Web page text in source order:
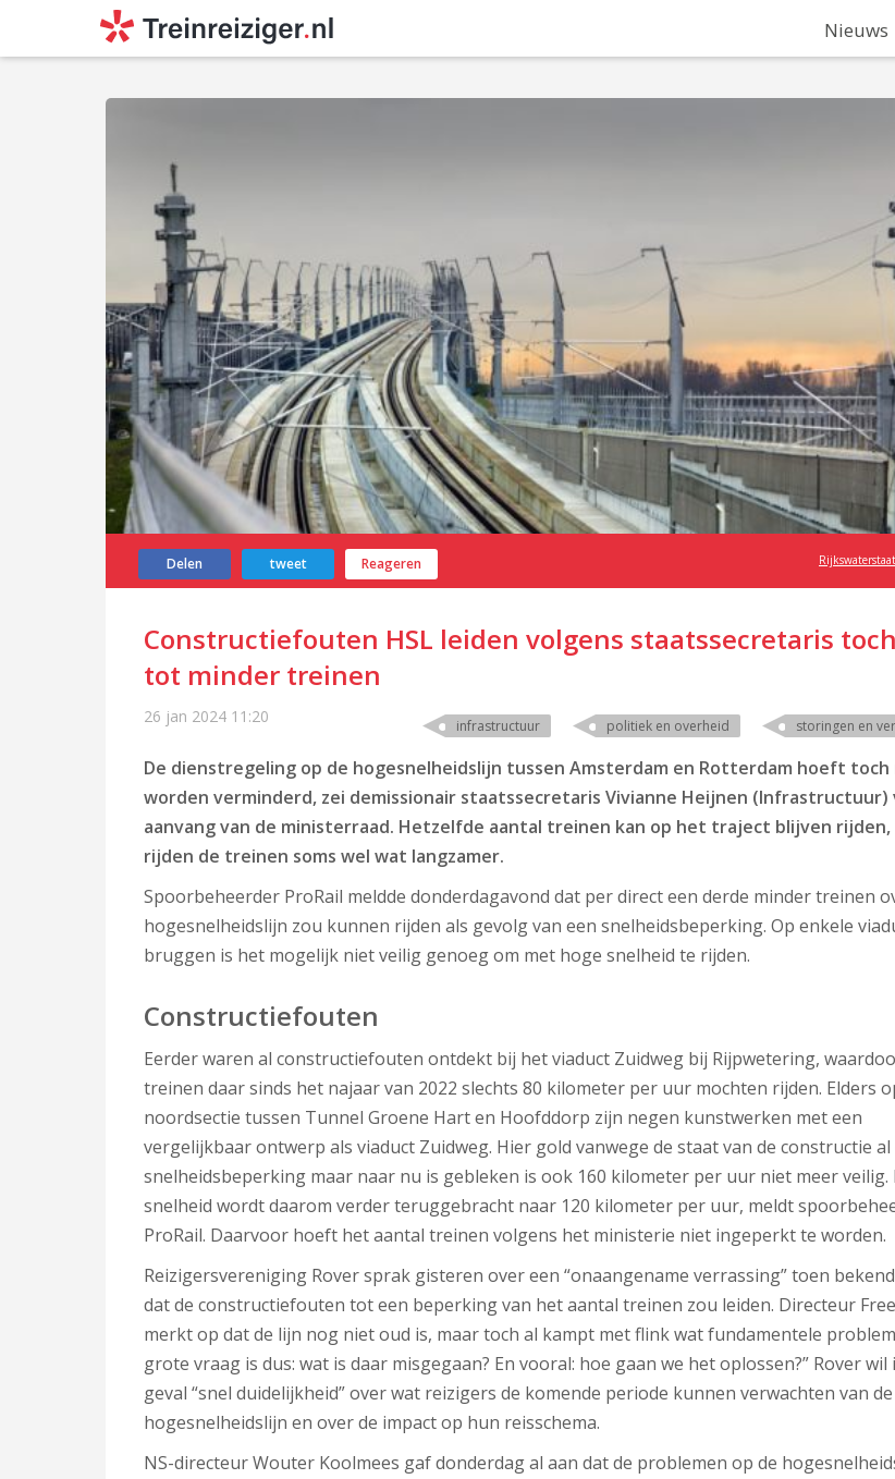
Nieuws
Delen tweet Reageren
Constructiefouten HSL leiden volgens staatssecretaris
tot minder treinen
26 jan 2024 11:20 infrastructuur politiek en overheid storingen en
De dienstregeling op de hogesnelheidslijn tussen Amsterdam en Rotterdam hoeft
worden verminderd, zei demissionair staatssecretaris Vivianne Heijnen (Infrastructuur)
aanvang van de ministerraad. Hetzelfde aantal treinen kan op het traject blijven rijden,
rijden de treinen soms wel wat langzamer.
Spoorbeheerder ProRail meldde donderdagavond dat per direct een derde minder treinen
hogesnelheidslijn zou kunnen rijden als gevolg van een snelheidsbeperking. Op enkele
bruggen is het mogelijk niet veilig genoeg om met hoge snelheid te rijden.
Constructiefouten
Eerder waren al constructiefouten ontdekt bij het viaduct Zuidweg bij Rijpwetering,
treinen daar sinds het najaar van 2022 slechts 80 kilometer per uur mochten rijden. Elders
noordsectie tussen Tunnel Groene Hart en Hoofddorp zijn negen kunstwerken met een
vergelijkbaar ontwerp als viaduct Zuidweg. Hier gold vanwege de staat van de constructie al
snelheidsbeperking maar naar nu is gebleken is ook 160 kilometer per uur niet meer veilig.
snelheid wordt daarom verder teruggebracht naar 120 kilometer per uur, meldt
ProRail. Daarvoor hoeft het aantal treinen volgens het ministerie niet ingeperkt te worden.
Reizigersvereniging Rover sprak gisteren over een “onaangename verrassing” toen
dat de constructiefouten tot een beperking van het aantal treinen zou leiden. Directeur
merkt op dat de lijn nog niet oud is, maar toch al kampt met flink wat fundamentele
grote vraag is dus: wat is daar misgegaan? En vooral: hoe gaan we het oplossen?” Rover wil
geval “snel duidelijkheid” over wat reizigers de komende periode kunnen verwachten van de
hogesnelheidslijn en over de impact op hun reisschema.
NS-directeur Wouter Koolmees gaf donderdag al aan dat de problemen op de